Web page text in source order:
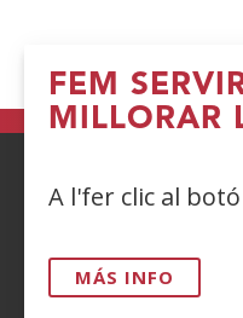
FEM
MILLORAR
A l'fer clic al
MÁS INFOCONTACTO